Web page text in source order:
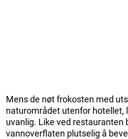
Mens de nøt frokosten med
naturområdet utenfor hotellet,
uvanlig. Like ved restauranten
vannoverflaten plutselig å